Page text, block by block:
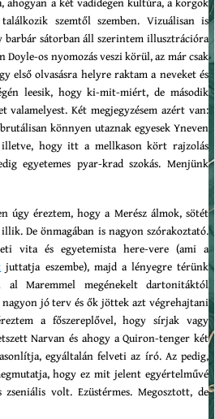
szemtől szemben. Vizuálisan is
barbár sátorban áll szerintem illusztrációra
Doyle-os nyomozás veszi körül, az már csak
első olvasásra helyre raktam a neveket és
leesik, hogy ki-mit-miért, de második
valamelyest. Két megjegyzésem azért van:
könnyen utaznak egyesek Yneven
illetve, hogy itt a mellkason kört rajzolás
egyetemes pyar-krad szokás. Menjünk
úgy éreztem, hogy a Merész álmok, sötét
De önmagában is nagyon szórakoztató.
vita és egyetemista here-vere (ami a
juttatja eszembe), majd a lényegre térünk
Maremmel megénekelt dartonitáktól
jó terv és ők jöttek azt végrehajtani
a főszereplővel, hogy sírjak vagy
Narvan és ahogy a Quiron-tenger két
egyáltalán felveti az író. Az pedig,
hogy ez mit jelent egyértelművé
volt. Ezüstérmes. Megosztott, de